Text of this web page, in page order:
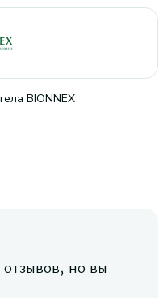
BIONNEX
но вы